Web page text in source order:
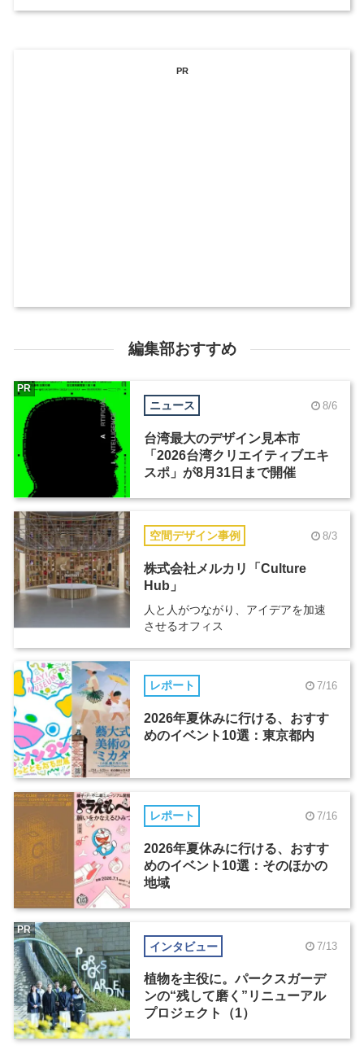
PR
編集部おすすめ
ニュース 8/6
台湾最大のデザイン見本市
「2026台湾クリエイティブエキ
スポ」が8月31日まで開催
PR
空間デザイン事例 8/3
株式会社メルカリ「Culture
Hub」
人と人がつながり、アイデアを加速
させるオフィス
レポート 7/16
2026年夏休みに行ける、おすす
めのイベント10選：東京都内
レポート 7/16
2026年夏休みに行ける、おすす
めのイベント10選：そのほかの
地域
インタビュー 7/13
植物を主役に。パークスガーデ
ンの“残して磨く”リニューアル
プロジェクト（1）
PR